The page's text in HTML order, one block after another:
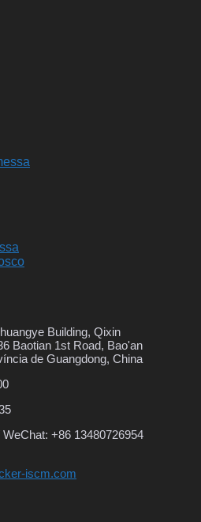
Building, Qixin
Baotian 1st Road, Bao'an
de Guangdong, China
+86 13480726954
iscm.com